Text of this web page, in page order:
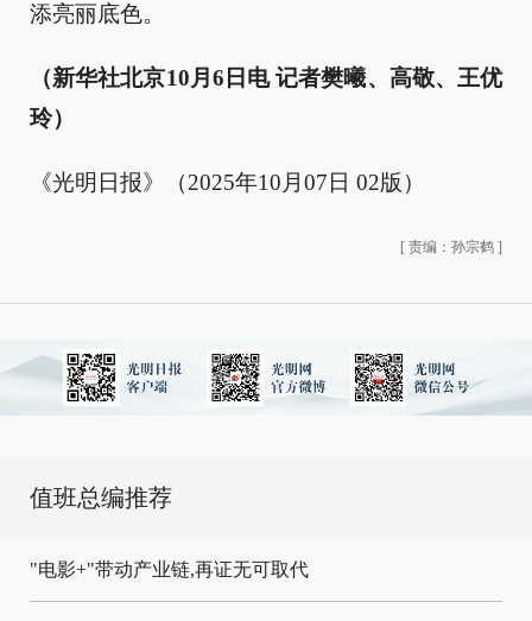
添亮丽底色。
（新华社北京10月6日电 记者樊曦、高敬、王优
玲）
《光明日报》（2025年10月07日 02版）
[ 责编：孙宗鹤 ]
值班总编推荐
"电影+"带动产业链,再证无可取代